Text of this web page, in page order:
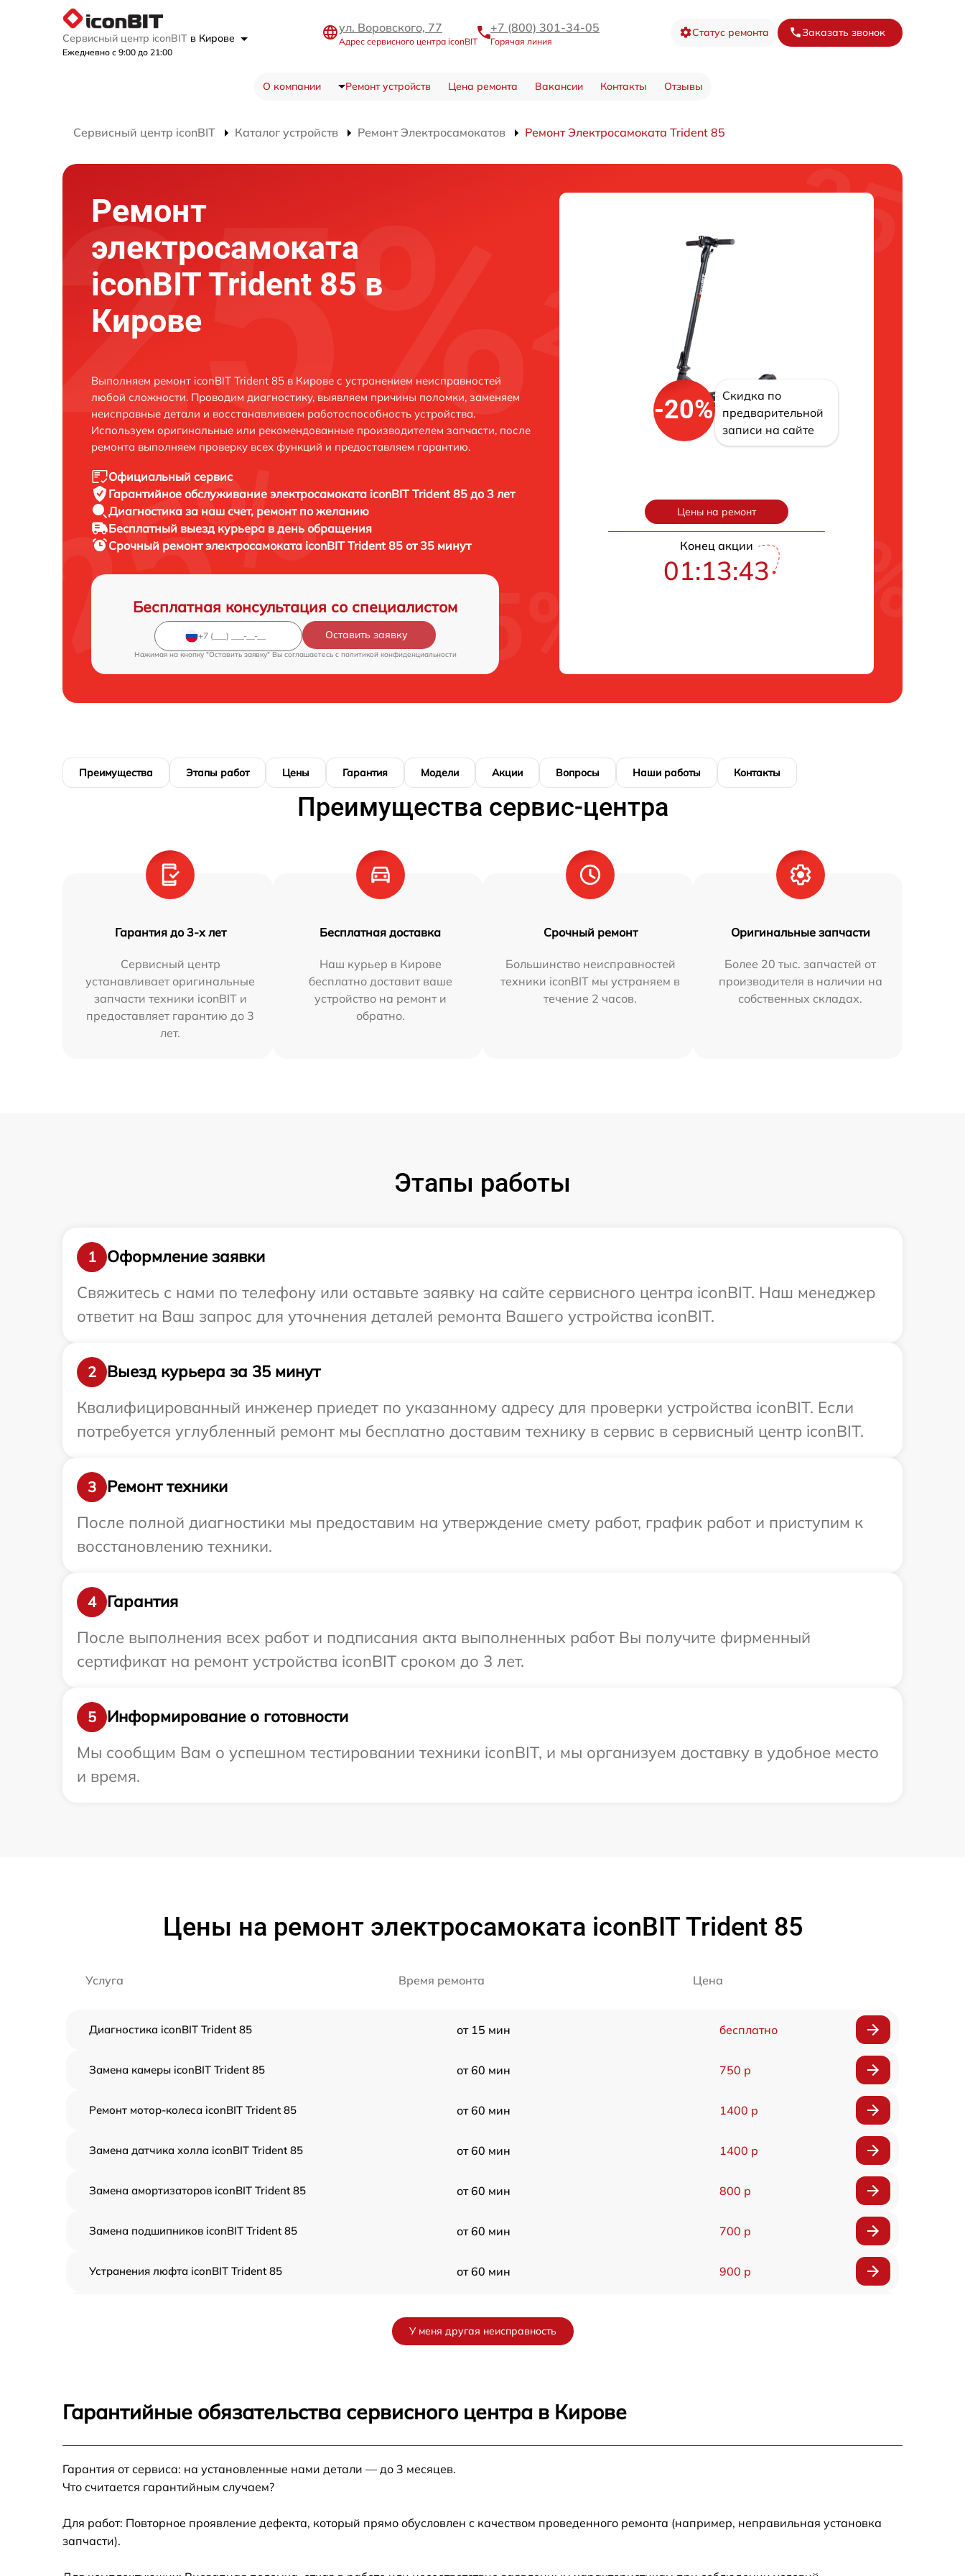
Сервисный центр iconBIT в Кирове
Ежедневно с 9:00 до 21:00
ул. Воровского, 77
Адрес сервисного центра iconBIT
+7 (800) 301-34-05
Горячая линия
Статус ремонта Заказать звонок
О компании Ремонт устройств Цена ремонта Вакансии Контакты Отзывы
Сервисный центр iconBIT Каталог устройств Ремонт Электросамокатов Ремонт Электросамоката Trident 85
Ремонт
электросамоката
iconBIT Trident 85 в
Кирове
Выполняем ремонт iconBIT Trident 85 в Кирове с устранением неисправностей
любой сложности. Проводим диагностику, выявляем причины поломки, заменяем
неисправные детали и восстанавливаем работоспособность устройства.
Используем оригинальные или рекомендованные производителем запчасти, после
ремонта выполняем проверку всех функций и предоставляем гарантию.
Официальный сервис
Гарантийное обслуживание электросамоката iconBIT Trident 85 до 3 лет
Диагностика за наш счет, ремонт по желанию
Бесплатный выезд курьера в день обращения
Срочный ремонтэлектросамоката iconBIT Trident 85 от 35 минут
Бесплатная консультация со специалистом
Оставить заявку
Нажимая на кнопку "Оставить заявку" Вы соглашаетесь c политикой конфиденциальности
-20%
Скидка по
предварительной
записи на сайте
Цены на ремонт
Конец акции
01:13:42
Преимущества Этапы работ Цены Гарантия Модели Акции Вопросы Наши работы Контакты
Преимущества сервис-центра
Гарантия до 3-х лет
Сервисный центр
устанавливает оригинальные
запчасти техники iconBIT и
предоставляет гарантию до 3
лет.
Бесплатная доставка
Наш курьер в Кирове
бесплатно доставит ваше
устройство на ремонт и
обратно.
Срочный ремонт
Большинство неисправностей
техники iconBIT мы устраняем в
течение 2 часов.
Оригинальные запчасти
Более 20 тыс. запчастей от
производителя в наличии на
собственных складах.
Этапы работы
1
Оформление заявки
Свяжитесь с нами по телефону или оставьте заявку на сайте сервисного центра iconBIT. Наш менеджер
ответит на Ваш запрос для уточнения деталей ремонта Вашего устройства iconBIT.
2
Выезд курьера за 35 минут
Квалифицированный инженер приедет по указанному адресу для проверки устройства iconBIT. Если
потребуется углубленный ремонт мы бесплатно доставим технику в сервис в сервисный центр iconBIT.
3
Ремонт техники
После полной диагностики мы предоставим на утверждение смету работ, график работ и приступим к
восстановлению техники.
4
Гарантия
После выполнения всех работ и подписания акта выполненных работ Вы получите фирменный
сертификат на ремонт устройства iconBIT сроком до 3 лет.
5
Информирование о готовности
Мы сообщим Вам о успешном тестировании техники iconBIT, и мы организуем доставку в удобное место
и время.
Цены на ремонт электросамоката iconBIT Trident 85
Услуга Время ремонта Цена
Диагностика iconBIT Trident 85 от 15 мин бесплатно
Замена камеры iconBIT Trident 85 от 60 мин 750 р
Ремонт мотор-колеса iconBIT Trident 85 от 60 мин 1400 р
Замена датчика холла iconBIT Trident 85 от 60 мин 1400 р
Замена амортизаторов iconBIT Trident 85 от 60 мин 800 р
Замена подшипников iconBIT Trident 85 от 60 мин 700 р
Устранения люфта iconBIT Trident 85 от 60 мин 900 р
Замена корпуса iconBIT Trident 85
iconBIT Trident 85
У меня другая неисправность
Гарантийные обязательства сервисного центра в Кирове
Гарантия от сервиса: на установленные нами детали — до 3 месяцев.
Что считается гарантийным случаем?
Для работ: Повторное проявление дефекта, который прямо обусловлен с качеством проведенного ремонта (например, неправильная установка
запчасти).